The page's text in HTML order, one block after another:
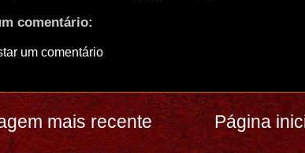
comentário:
um comentário
mais recente Página